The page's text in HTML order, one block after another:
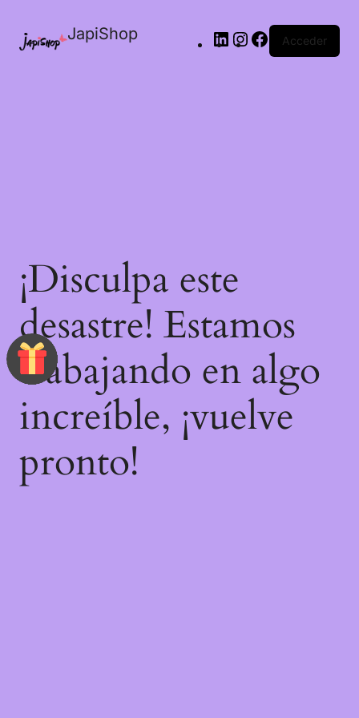
JapiShop Acceder
¡Disculpa este
desastre! Estamos
trabajando en algo
increíble, ¡vuelve
pronto!